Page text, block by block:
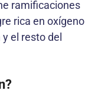
ramificaciones
rica en oxígeno
el resto del